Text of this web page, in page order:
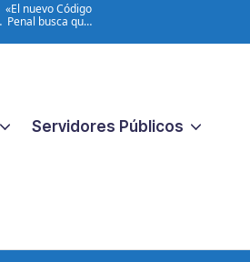
«El nuevo Código
Penal busca que
extremos no
Servidores Públicos